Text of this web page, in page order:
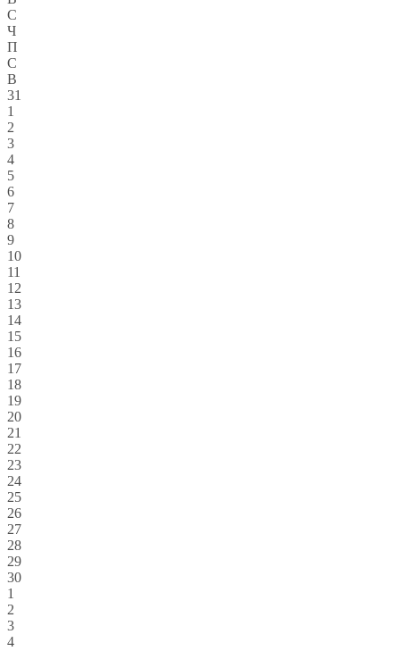
С
Ч
П
С
В
31
1
2
3
4
5
6
7
8
9
10
11
12
13
14
15
16
17
18
19
20
21
22
23
24
25
26
27
28
29
30
1
2
3
4